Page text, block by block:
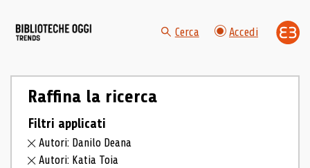
Cerca Accedi
Raffina la ricerca
Filtri applicati
Autori: Danilo Deana
Autori: Katia Toia